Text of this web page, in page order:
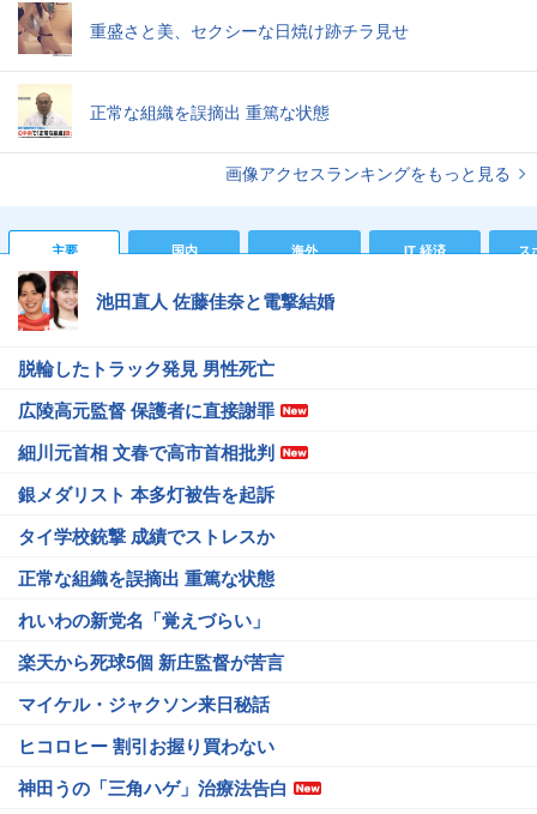
重盛さと美、セクシーな日焼け跡チラ見せ
正常な組織を誤摘出 重篤な状態
画像アクセスランキングをもっと見る
主要 国内 海外 IT 経済 ス
池田直人 佐藤佳奈と電撃結婚
脱輪したトラック発見 男性死亡
広陵高元監督 保護者に直接謝罪
細川元首相 文春で高市首相批判
銀メダリスト 本多灯被告を起訴
タイ学校銃撃 成績でストレスか
正常な組織を誤摘出 重篤な状態
れいわの新党名「覚えづらい」
楽天から死球5個 新庄監督が苦言
マイケル・ジャクソン来日秘話
ヒコロヒー 割引お握り買わない
神田うの「三角ハゲ」治療法告白